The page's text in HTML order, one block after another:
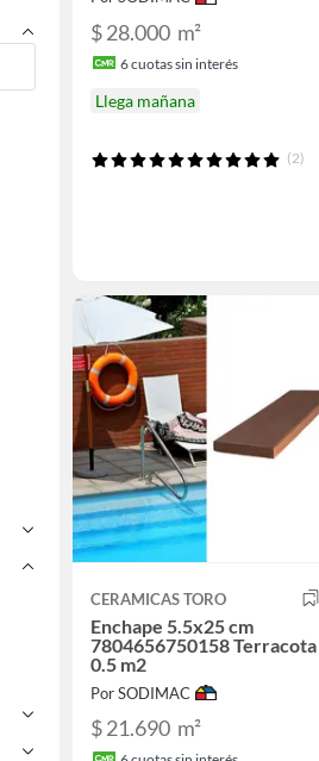
$ 28.000 m²
6cuotas sin interés
Llega mañana
(2)
CERAMICAS TORO
Enchape 5.5x25 cm
7804656750158 Terracota
0.5 m2
Por SODIMAC
$ 21.690 m²